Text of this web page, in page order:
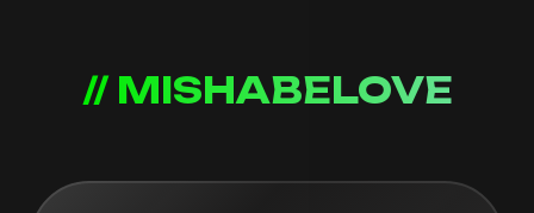
// MISHABELOVE